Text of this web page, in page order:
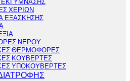
ΧΕΡΙΩΝ
ΕΞΑΣΚΗΣΗΣ
ΝΕΡΟΥ
ΘΕΡΜΟΦΟΡΕΣ
ΚΟΥΒΕΡΤΕΣ
ΥΠΟΚΟΥΒΕΡΤΕΣ